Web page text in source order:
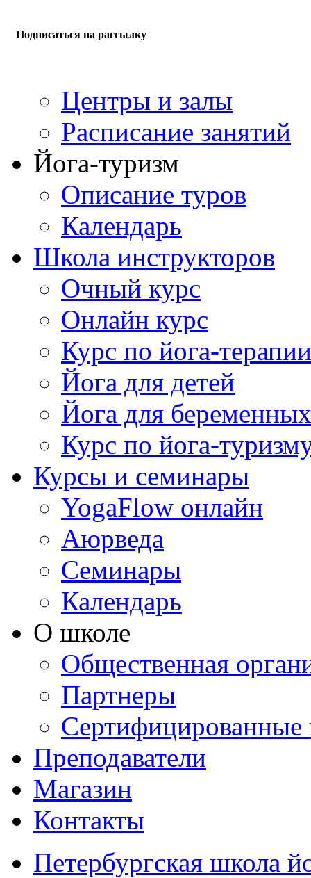
Подписаться на рассылку
Центры и залы
Расписание занятий
Йога-туризм
Описание туров
Календарь
Школа инструкторов
Очный курс
Онлайн курс
Курс по йога-терапии
Йога для детей
Йога для беременных
Курс по йога-
Курсы и семинары
YogaFlow онлайн
Аюрведа
Семинары
Календарь
О школе
Общественная
Партнеры
Сертифицированные
Преподаватели
Магазин
Контакты
Петербургская школа